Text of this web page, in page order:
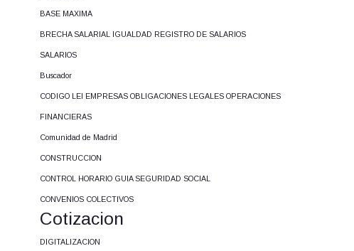
BASE MAXIMA
BRECHA SALARIAL IGUALDAD REGISTRO DE SALARIOS
SALARIOS
Buscador
CODIGO LEI EMPRESAS OBLIGACIONES LEGALES OPERACIONES
FINANCIERAS
Comunidad de Madrid
CONSTRUCCION
CONTROL HORARIO GUIA SEGURIDAD SOCIAL
CONVENIOS COLECTIVOS
Cotizacion
DIGITALIZACION